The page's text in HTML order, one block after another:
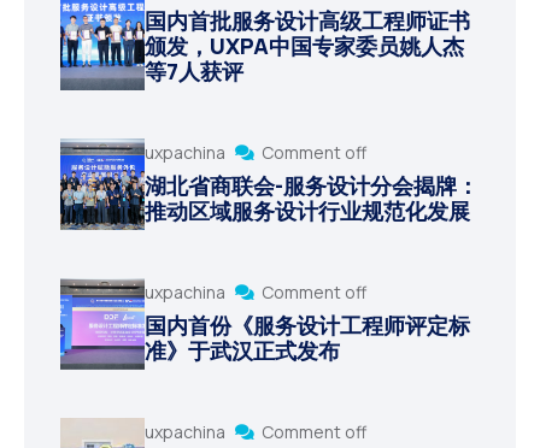
国内首批服务设计高级工程师证书
颁发，UXPA中国专家委员姚人杰
等7人获评
uxpachina Comment off
湖北省商联会-服务设计分会揭牌：
推动区域服务设计行业规范化发展
uxpachina Comment off
国内首份《服务设计工程师评定标
准》于武汉正式发布
uxpachina Comment off